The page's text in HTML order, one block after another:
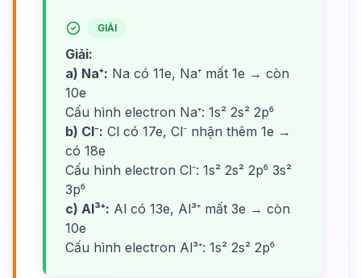
GIẢI
Giải:
a) Na⁺: Na có 11e, Na⁺ mất 1e → còn
10e
Cấu hình electron Na⁺: 1s² 2s² 2p⁶
b) Cl⁻: Cl có 17e, Cl⁻ nhận thêm 1e →
có 18e
Cấu hình electron Cl⁻: 1s² 2s² 2p⁶ 3s²
3p⁶
c) Al³⁺: Al có 13e, Al³⁺ mất 3e → còn
10e
Cấu hình electron Al³⁺: 1s² 2s² 2p⁶